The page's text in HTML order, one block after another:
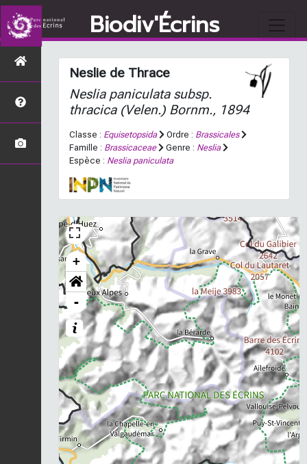
Biodiv'Écrins
Neslie de Thrace
Neslia paniculata subsp.
thracica(Velen.) Bornm., 1894
Classe : Equisetopsida Ordre : Brassicales
Famille : Brassicaceae Genre : Neslia
Espèce : Neslia paniculata
+
-